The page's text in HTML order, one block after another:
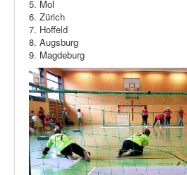
5. Mol
6. Zürich
7. Hoffeld
8. Augsburg
9. Magdeburg